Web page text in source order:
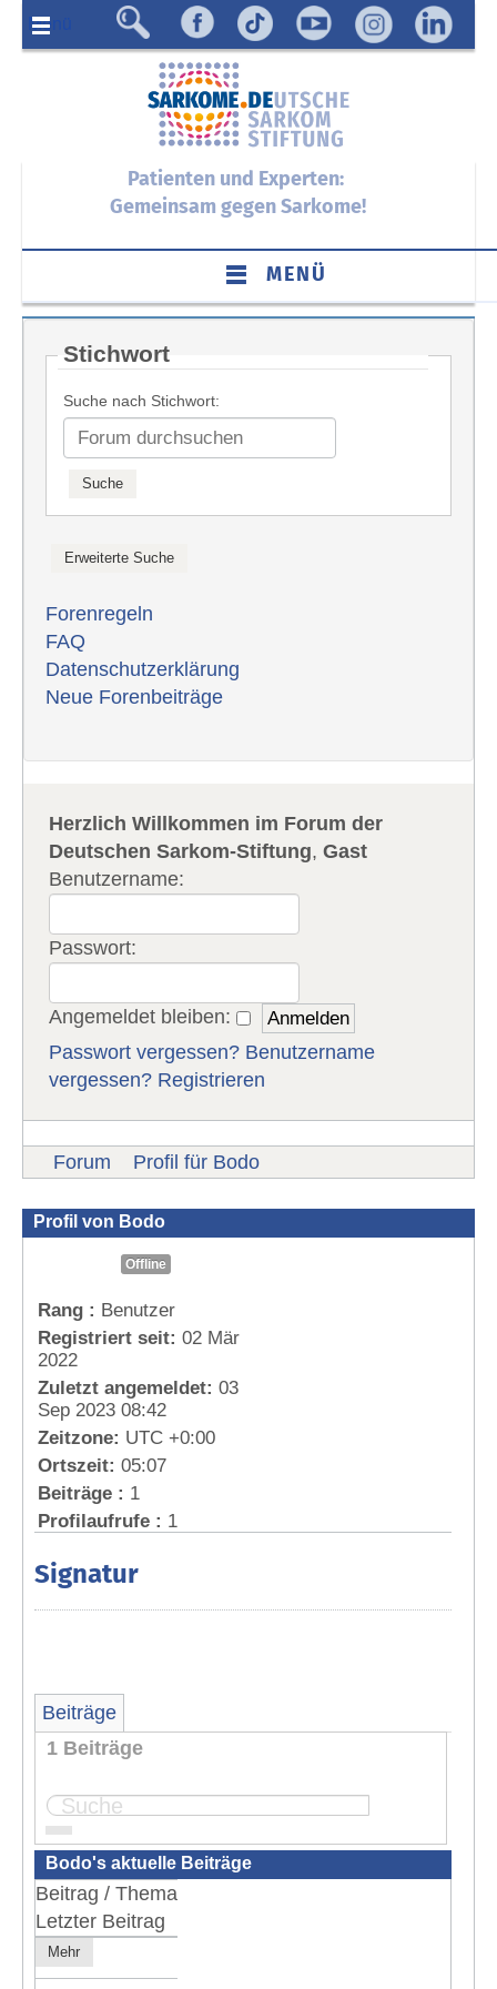
Menü
Patienten und Experten:
Gemeinsam gegen Sarkome!
MENÜ
Stichwort
Suche nach Stichwort:
Forenregeln
FAQ
Datenschutzerklärung
Neue Forenbeiträge
Herzlich Willkommen im Forum der
Deutschen Sarkom-Stiftung,Gast
Benutzername:
Passwort:
Angemeldet bleiben:
Passwort vergessen? Benutzername
vergessen? Registrieren
Forum Profil für Bodo
Profil von Bodo
Offline
Rang : Benutzer
Registriert seit: 02 Mär
2022
Zuletzt angemeldet: 03
Sep 2023 08:42
Zeitzone: UTC +0:00
Ortszeit: 05:07
Beiträge : 1
Profilaufrufe : 1
Signatur
Beiträge
1 Beiträge
Bodo's aktuelle Beiträge
Beitrag / Thema
Letzter Beitrag
Mehr